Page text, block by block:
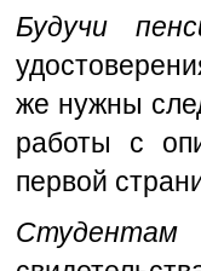
Будучи
же нужны
работы с
первой